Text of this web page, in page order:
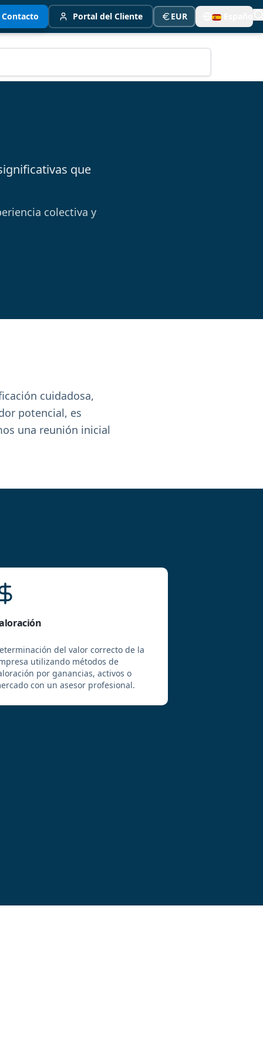
Contacto Portal del Cliente EUR
que
colectiva y
cuidadosa,
potencial, es
una reunión inicial
del valor correcto de la
utilizando métodos de
por ganancias, activos o
con un asesor profesional.